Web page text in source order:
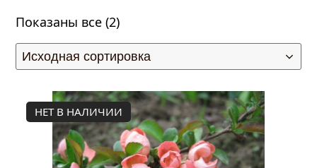
Показаны все (2)
НЕТ В НАЛИЧИИ